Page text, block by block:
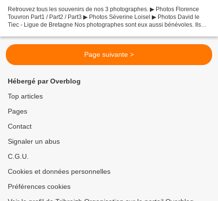
Retrouvez tous les souvenirs de nos 3 photographes. ▶ Photos Florence
Touvron Part1 / Part2 / Part3 ▶ Photos Séverine Loisel ▶ Photos David le
Tiec - Ligue de Bretagne Nos photographes sont eux aussi bénévoles. Ils
Page suivante >
Hébergé par Overblog
Top articles
Pages
Contact
Signaler un abus
C.G.U.
Cookies et données personnelles
Préférences cookies